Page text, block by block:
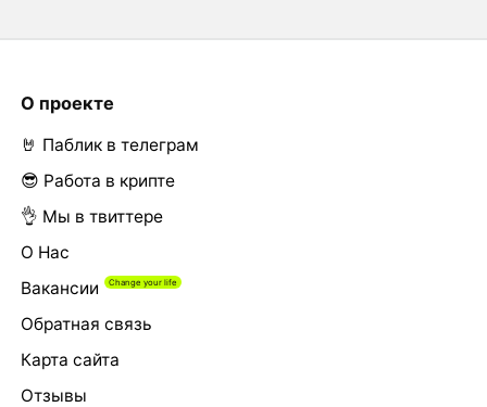
О проекте
🤘 Паблик в телеграм
😎 Работа в крипте
👌 Мы в твиттере
О Нас
Вакансии
Обратная связь
Карта сайта
Отзывы